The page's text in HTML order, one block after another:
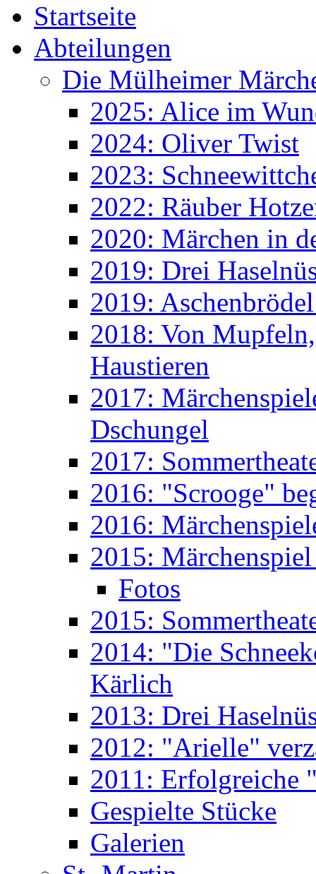
Startseite
Abteilungen
Die Mülheimer
2025: Alice im
2024: Oliver Twist
2023:
2022: Räuber
2020: Märchen in
2019: Drei
2019:
2018: Von
Haustieren
2017:
Dschungel
2017:
2016: "Scrooge"
2016:
2015:
Fotos
2015:
2014: "Die
Kärlich
2013: Drei
2012: "Arielle"
2011: Erfolgreiche
Gespielte Stücke
Galerien